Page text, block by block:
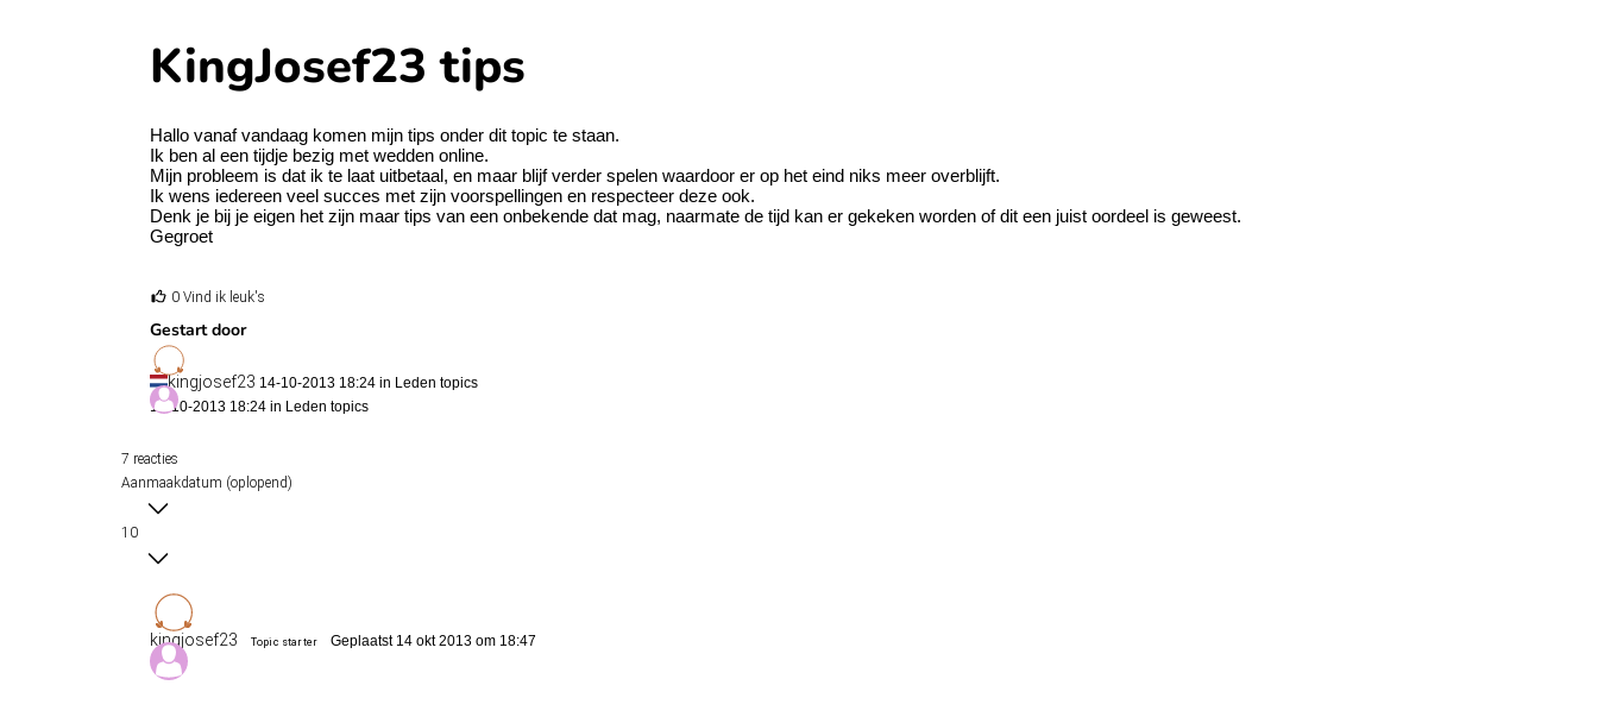
KingJosef23 tips
Hallo vanaf vandaag komen mijn tips onder dit topic te staan.
Ik ben al een tijdje bezig met wedden online.
Mijn probleem is dat ik te laat uitbetaal, en maar blijf verder spelen waardoor er op het eind niks meer overblijft.
Ik wens iedereen veel succes met zijn voorspellingen en respecteer deze ook.
Denk je bij je eigen het zijn maar tips van een onbekende dat mag, naarmate de tijd kan er gekeken worden of dit een juist oordeel is geweest.
Gegroet
0 Vind ik leuk's
Gestart door
kingjosef23 14-10-2013 18:24 in Leden topics
14-10-2013 18:24 in Leden topics
7 reacties
Aanmaakdatum (oplopend)
10
kingjosef23 Topic starter Geplaatst 14 okt 2013 om 18:47